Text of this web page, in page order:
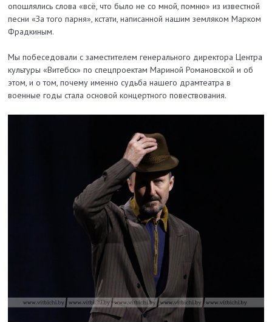
опошлялись слова «всё, что было не со мной, помню» из известной
песни «За того парня», кстати, написанной нашим земляком Марком
Фрадкиным.
Мы побеседовали с заместителем генерального директора Центра
культуры «Витебск» по спецпроектам Мариной Романовской и об
этом, и о том, почему именно судьба нашего драмтеатра в
военные годы стала основой концертного повествования.